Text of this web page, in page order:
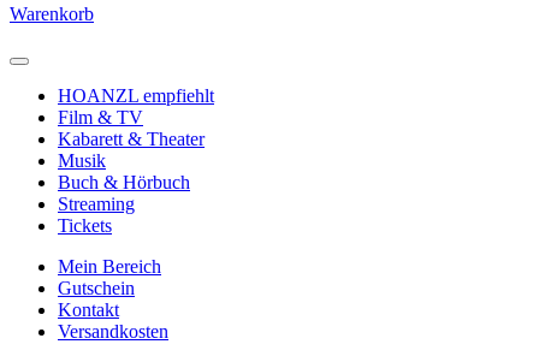
Warenkorb
HOANZL empfiehlt
Film & TV
Kabarett & Theater
Musik
Buch & Hörbuch
Streaming
Tickets
Mein Bereich
Gutschein
Kontakt
Versandkosten